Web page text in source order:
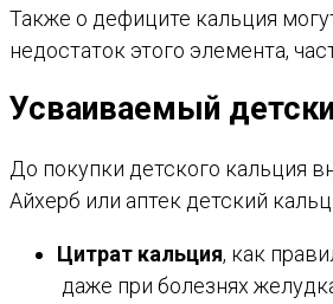
Также о дефиците кальция
недостаток этого элемента,
Усваиваемый
До покупки детского кальция
Айхерб или аптек детский
Цитрат кальция, как
даже при болезнях